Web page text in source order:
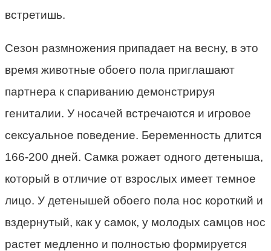
встретишь.
Сезон размножения припадает на весну, в это
время животные обоего пола приглашают
партнера к спариванию демонстрируя
гениталии. У носачей встречаются и игровое
сексуальное поведение. Беременность длится
166-200 дней. Самка рожает одного детеныша,
который в отличие от взрослых имеет темное
лицо. У детенышей обоего пола нос короткий и
вздернутый, как у самок, у молодых самцов нос
растет медленно и полностью формируется